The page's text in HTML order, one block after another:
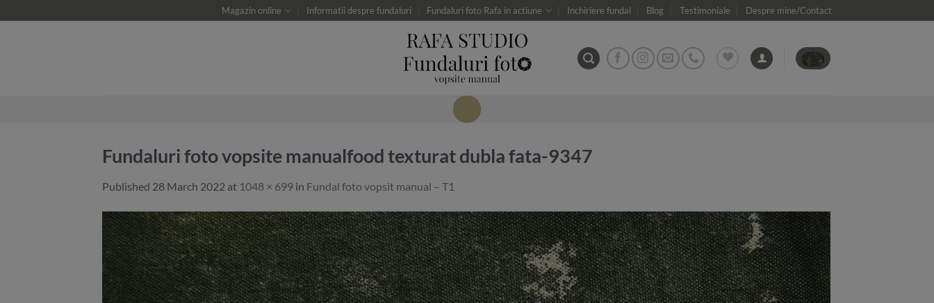
to
Magazin online Informatii despre fundaluri Fundaluri foto Rafa in actiune Inchiriere fundal Blog Testimoniale Despre mine/Contact
Fundaluri foto vopsite manualfood texturat dubla fata-9347
Published 28 March 2022 at 1048 × 699 in Fundal foto vopsit manual – T1